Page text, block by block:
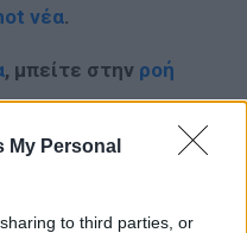
My Personal
to third parties, or
νέα.
, μπείτε στην ροή
και στο Instagram